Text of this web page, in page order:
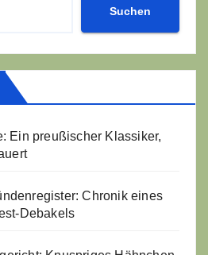
Suchen
Ein preußischer Klassiker,
Chronik eines
Debakels